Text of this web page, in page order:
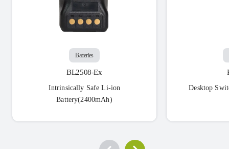
Batteries
BL2508-Ex
Intrinsically Safe Li-ion
Battery(2400mAh)
Desktop